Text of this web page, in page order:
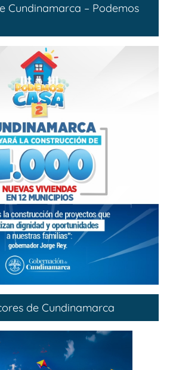
Cundinamarca – Podemos
de Cundinamarca